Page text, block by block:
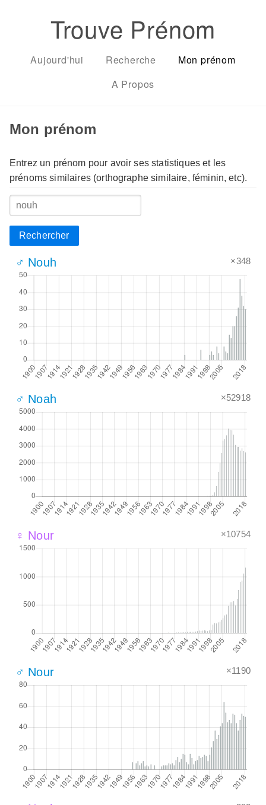
Trouve Prénom
Aujourd'hui Recherche
Mon prénom
A Propos
Mon prénom
Entrez un prénom pour avoir ses statistiques et les
prénoms similaires (orthographe similaire, féminin, etc).
Rechercher
♂ Nouh ×348
♂ Noah ×52918
♀ Nour ×10754
♂ Nour ×1190